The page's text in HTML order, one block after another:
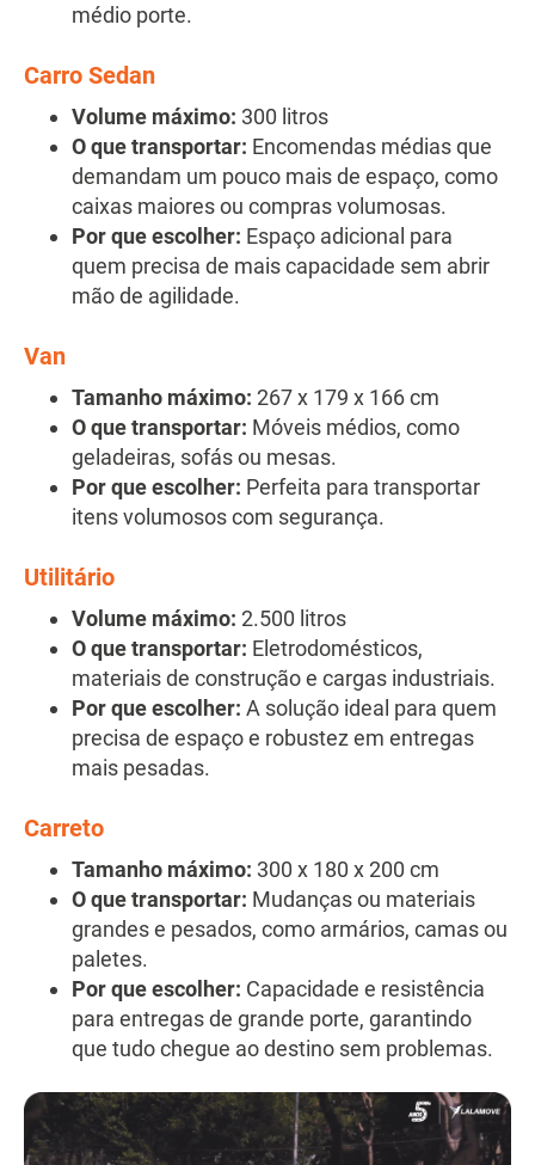
médio porte.
Carro Sedan
Volume máximo: 300 litros
O que transportar: Encomendas médias que
demandam um pouco mais de espaço, como
caixas maiores ou compras volumosas.
Por que escolher: Espaço adicional para
quem precisa de mais capacidade sem abrir
mão de agilidade.
Van
Tamanho máximo: 267 x 179 x 166 cm
O que transportar: Móveis médios, como
geladeiras, sofás ou mesas.
Por que escolher: Perfeita para transportar
itens volumosos com segurança.
Utilitário
Volume máximo: 2.500 litros
O que transportar: Eletrodomésticos,
materiais de construção e cargas industriais.
Por que escolher: A solução ideal para quem
precisa de espaço e robustez em entregas
mais pesadas.
Carreto
Tamanho máximo: 300 x 180 x 200 cm
O que transportar: Mudanças ou materiais
grandes e pesados, como armários, camas ou
paletes.
Por que escolher: Capacidade e resistência
para entregas de grande porte, garantindo
que tudo chegue ao destino sem problemas.